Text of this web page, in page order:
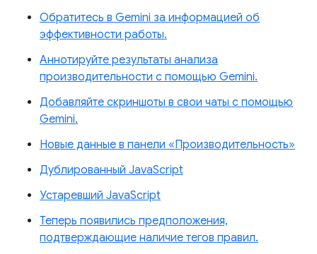
Обратитесь в Gemini за информацией об
эффективности работы.
Аннотируйте результаты анализа
производительности с помощью Gemini.
Добавляйте скриншоты в свои чаты с помощью
Gemini.
Новые данные в панели «Производительность»
Дублированный JavaScript
Устаревший JavaScript
Теперь появились предположения,
подтверждающие наличие тегов правил.